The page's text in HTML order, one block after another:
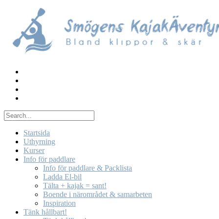
Startsida
Uthyrning
Kurser
Info för paddlare
Info för paddlare & Packlista
Ladda El-bil
Tälta + kajak = sant!
Boende i närområdet & samarbeten
Inspiration
Tänk hållbart!